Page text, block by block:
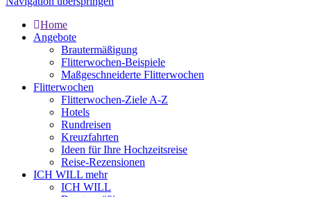
Home
Angebote
Brautermäßigung
Flitterwochen-Beispiele
Maßgeschneiderte Flitterwochen
Flitterwochen
Flitterwochen-Ziele A-Z
Hotels
Rundreisen
Kreuzfahrten
Ideen für Ihre Hochzeitsreise
Reise-Rezensionen
ICH WILL mehr
ICH WILL